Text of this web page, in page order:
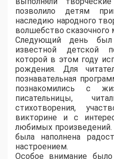
позволило детям
наследию народного
волшебство сказочного
Следующий день был
известной детской
которой в этом году
рождения. Для
познавательная
познакомились с
писательницы,
стихотворения,
викторине и с
любимых
была наполнена
настроением.
Особое внимание было